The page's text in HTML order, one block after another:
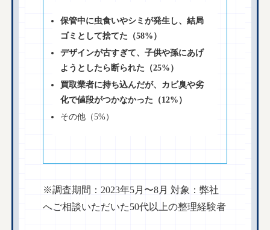
保管中に虫食いやシミが発生し、結局
ゴミとして捨てた（58%）
デザインが古すぎて、子供や孫にあげ
ようとしたら断られた（25%）
買取業者に持ち込んだが、カビ臭や劣
化で値段がつかなかった（12%）
その他（5%）
※調査期間：2023年5月〜8月 対象：弊社
へご相談いただいた50代以上の整理経験者